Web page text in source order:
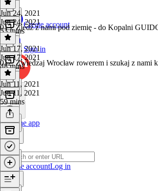
Create account
Sign in
Get the app
Create accountLog in
Jun 24, 2021
Jun 24, 2021
53 mins
013. Zjedź z nami pod ziemię - do Kopalni
Jun 17, 2021
Jun 17, 2021
48 mins
012. Zwiedzaj Wrocław rowerem i szukaj z nami
Jun 11, 2021
Jun 11, 2021
59 mins